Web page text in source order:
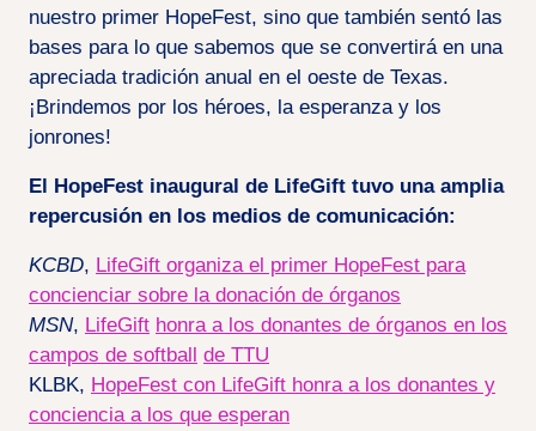
nuestro primer HopeFest, sino que también sentó las
bases para lo que sabemos que se convertirá en una
apreciada tradición anual en el oeste de Texas.
¡Brindemos por los héroes, la esperanza y los
jonrones!
El HopeFest inaugural de LifeGift tuvo una amplia
repercusión en los medios de comunicación:
KCBD, LifeGift organiza el primer HopeFest para
concienciar sobre la donación de órganos
MSN, LifeGift honra a los donantes de órganos en los
campos de softball de TTU
KLBK, HopeFest con LifeGift honra a los donantes y
conciencia a los que esperan